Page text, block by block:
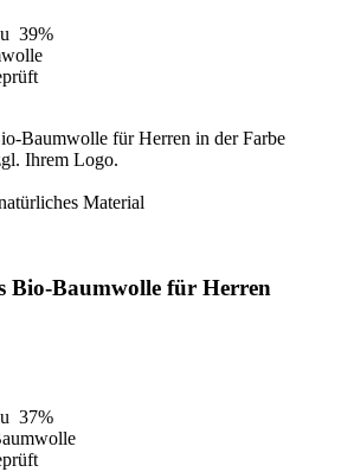
39%
Material
Bio-Baumwolle für Herren
37%